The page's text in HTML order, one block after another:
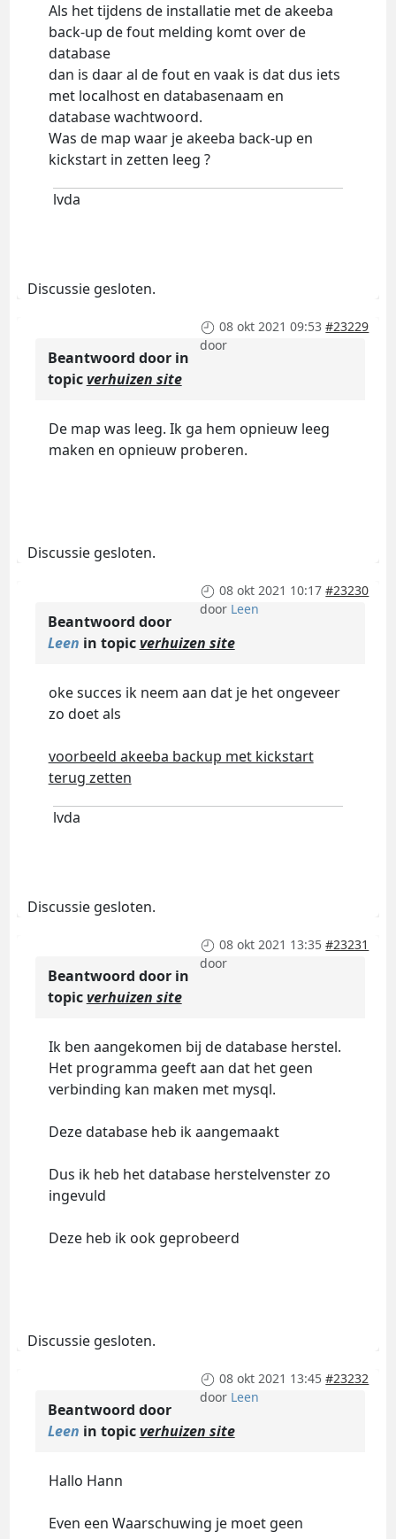
Als het tijdens de installatie met de akeeba
back-up de fout melding komt over de
database
dan is daar al de fout en vaak is dat dus iets
met localhost en databasenaam en
database wachtwoord.
Was de map waar je akeeba back-up en
kickstart in zetten leeg ?
lvda
Discussie gesloten.
08 okt 2021 09:53 #23229
door
Beantwoord door in
topicverhuizen site
De map was leeg. Ik ga hem opnieuw leeg
maken en opnieuw proberen.
Discussie gesloten.
08 okt 2021 10:17 #23230
door Leen
Beantwoord door
Leen in topicverhuizen site
oke succes ik neem aan dat je het ongeveer
zo doet als
voorbeeld akeeba backup met kickstart
terug zetten
lvda
Discussie gesloten.
08 okt 2021 13:35 #23231
door
Beantwoord door in
topicverhuizen site
Ik ben aangekomen bij de database herstel.
Het programma geeft aan dat het geen
verbinding kan maken met mysql.
Deze database heb ik aangemaakt
Dus ik heb het database herstelvenster zo
ingevuld
Deze heb ik ook geprobeerd
Discussie gesloten.
08 okt 2021 13:45 #23232
door Leen
Beantwoord door
Leen in topicverhuizen site
Hallo Hann
Even een Waarschuwing je moet geen